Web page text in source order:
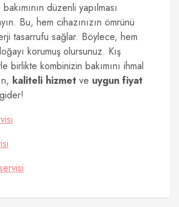
düzenli yapılması
Bu, hem cihazınızın ömrünü
tasarrufu sağlar. Böylece, hem
korumuş olursunuz. Kış
birlikte kombinizin bakımını ihmal
kaliteli hizmet ve uygun fiyat